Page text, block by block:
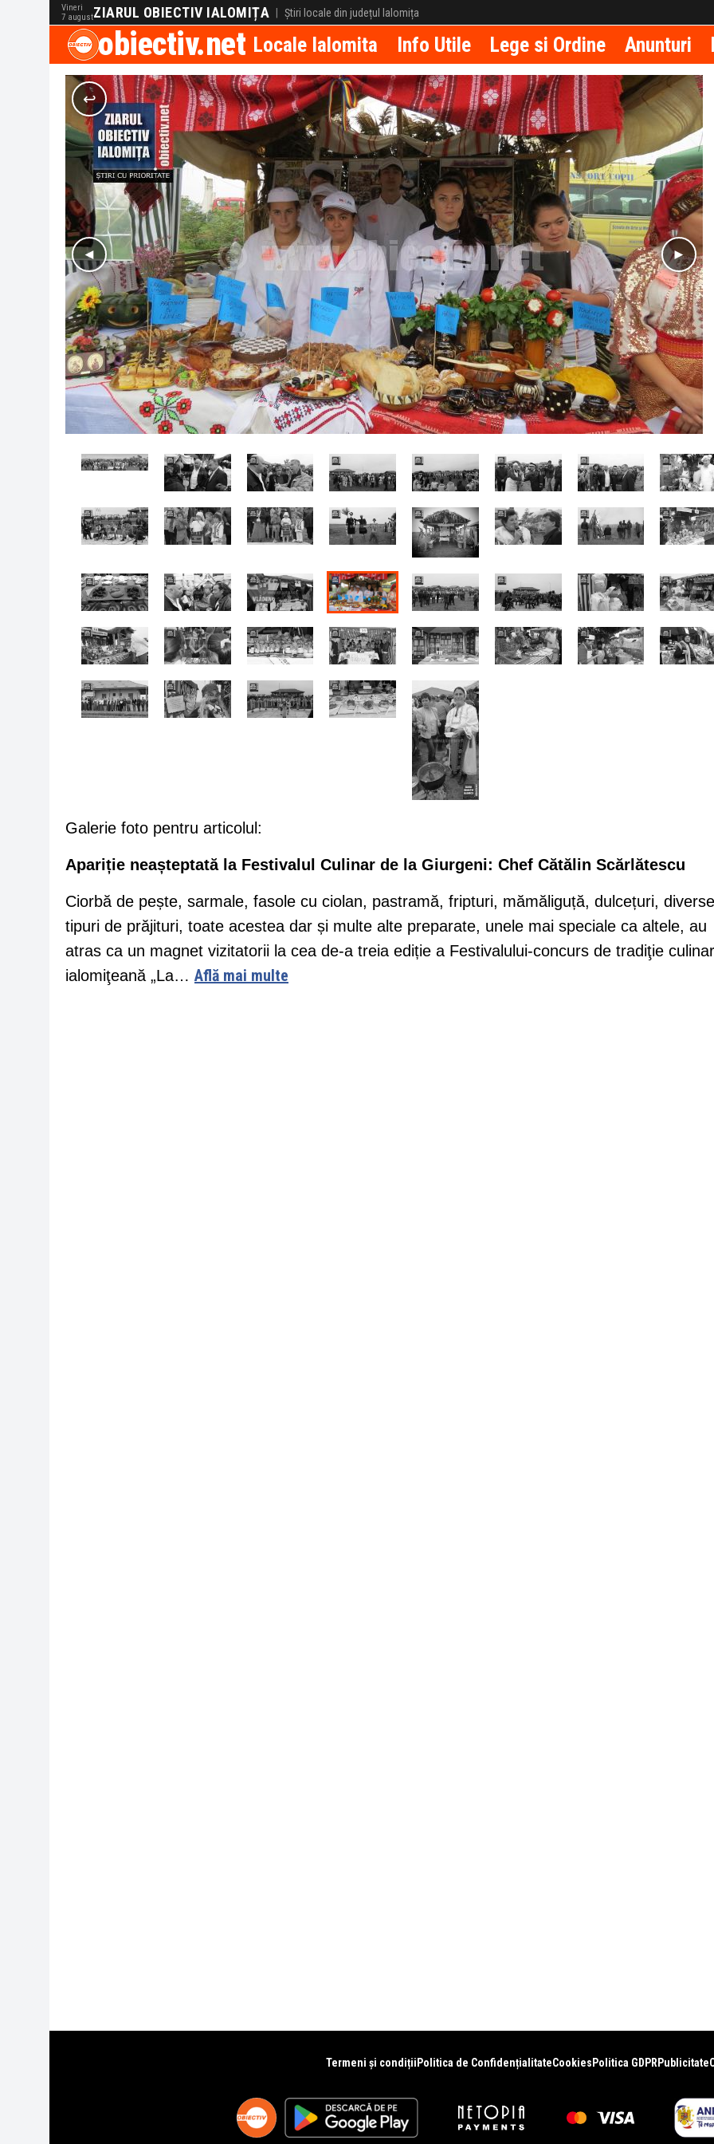
Vineri
7 augustZIARUL OBIECTIV IALOMIȚA | Știri locale din județul Ialomița
obiectiv.net Locale Ialomita Info Utile Lege si Ordine Anunturi
Galerie foto pentru articolul:
Apariție neașteptată la Festivalul Culinar de la Giurgeni: Chef Cătălin Scărlătescu
Ciorbă de pește, sarmale, fasole cu ciolan, pastramă, fripturi, mămăliguță, dulcețuri, diverse
tipuri de prăjituri, toate acestea dar și multe alte preparate, unele mai speciale ca altele, au
atras ca un magnet vizitatorii la cea de-a treia ediție a Festivalului-concurs de tradiţie
ialomiţeană „La… Află mai multe
Termeni și condiții Politica de ConfidențialitateCookies Politica GDPR Publicitate